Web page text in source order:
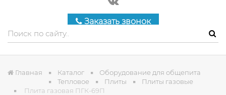
Заказать звонок
Главная Каталог
Оборудование для общепита
Тепловое
Плиты
Плиты газовые
Плита газовая ПГК-69П